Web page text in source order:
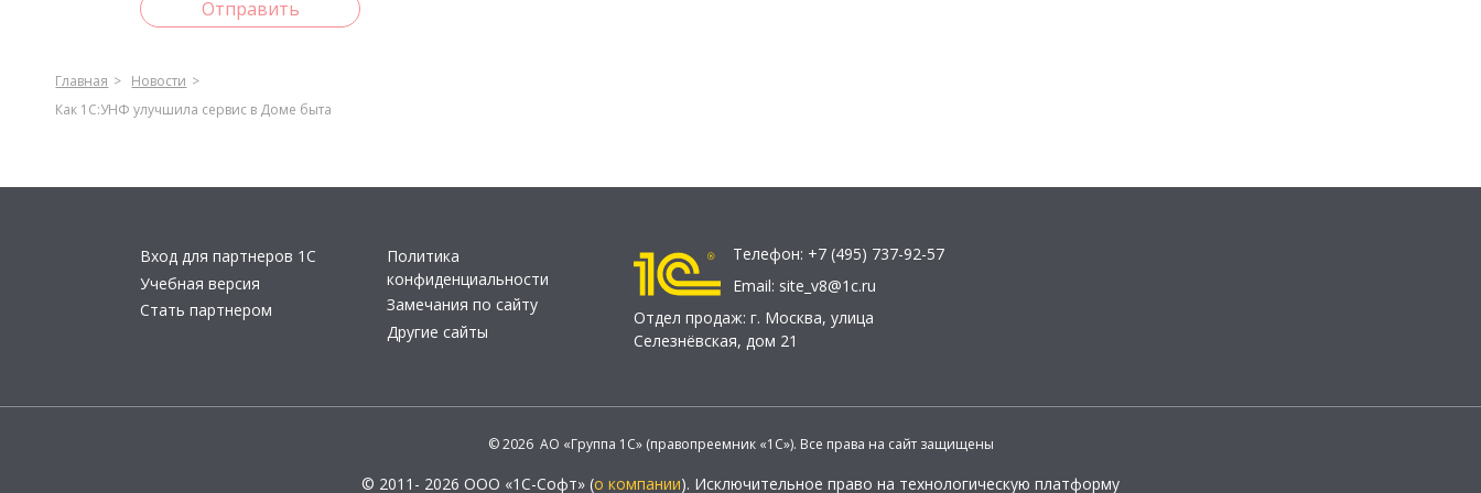
Отправить
Главная
Новости
Как 1С:УНФ улучшила сервис в Доме быта
Вход для партнеров 1С
Учебная версия
Стать партнером
Политика
конфиденциальности
Замечания по сайту
Другие сайты
Телефон: +7 (495) 737-92-57
Email: site_v8@1c.ru
Отдел продаж: г. Москва, улица
Селезнёвская, дом 21
© 2026 АО «Группа 1С» (правопреемник «1С»). Все права на сайт защищены
© 2011- 2026 ООО «1С-Софт» (о компании). Исключительное право на технологическую платформу